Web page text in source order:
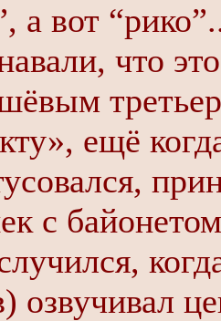
а вот
что
ещё
с
озвучивал